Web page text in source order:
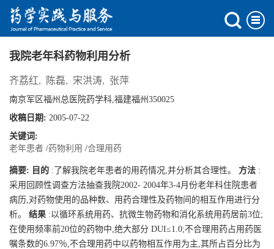
我院老年科药物利用分析
齐荔红, 陈磊, 宋洪涛, 张萍
南京军区福州总医院药学科,福建福州350025
收稿日期: 2005-07-22
关键词:
老年患者 /药物利用 /合理用药
摘要: 目的 :了解我院老年患者的用药情况,并分析其合理性。 方法 :
采用回顾性调查方法抽查我院2002- 2004年3-4月份老年科住院患者
病历,对药物使用的品种数、用药合理性及药物间的相互作用进行分
析。 结果 :以循环系统用药、抗微生物药物和消化系统用药居前3位;
在使用频率前20位的药物中,绝大部分 DUI≤1.0;不合理用药占用药医
嘱条数的6.97％,不合理用药中以药物相互作用为主,其所占百分比为